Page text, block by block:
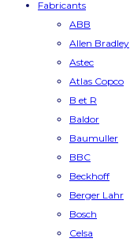
Fabricants
ABB
Allen Bradley
Astec
Atlas Copco
B et R
Baldor
Baumuller
BBC
Beckhoff
Berger Lahr
Bosch
Celsa